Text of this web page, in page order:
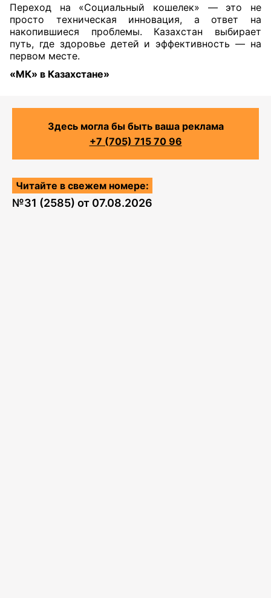
Переход на «Социальный кошелек» — это не
просто техническая инновация, а ответ на
накопившиеся проблемы. Казахстан выбирает
путь, где здоровье детей и эффективность — на
первом месте.
«МК» в Казахстане»
Здесь могла бы быть ваша реклама
+7 (705) 715 70 96
Читайте в свежем номере:
№31 (2585) от 07.08.2026